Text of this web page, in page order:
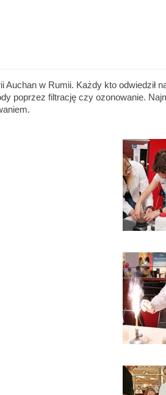
w Rumii. Każdy kto odwiedził
poprzez filtrację czy ozonowanie.